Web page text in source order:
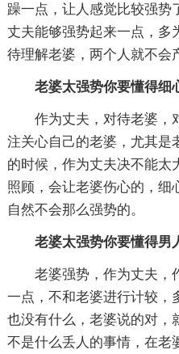
躁一点，让人感觉比较强势
丈夫能够强势起来一点，多
待理解老婆，两个人就不会
老婆太强势你要懂得细
作为丈夫，对待老婆，
注关心自己的老婆，尤其是
的时候，作为丈夫决不能太
照顾，会让老婆伤心的，细
自然不会那么强势的。
老婆太强势你要懂得男
老婆强势，作为丈夫，
一点，不和老婆进行计较，
也没有什么，老婆说的对，
不是什么丢人的事情，在老